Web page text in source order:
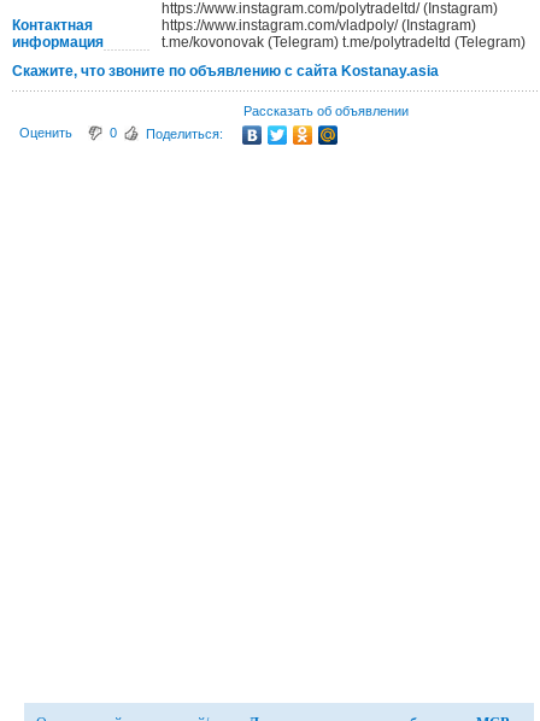
Контактная
информация
https://www.instagram.com/polytradeltd/ (Instagram)
https://www.instagram.com/vladpoly/ (Instagram)
t.me/kovonovak (Telegram) t.me/polytradeltd (Telegram)
Скажите, что звоните по объявлению с сайта Kostanay.asia
Рассказать об объявлении
Оценить
0 Поделиться: